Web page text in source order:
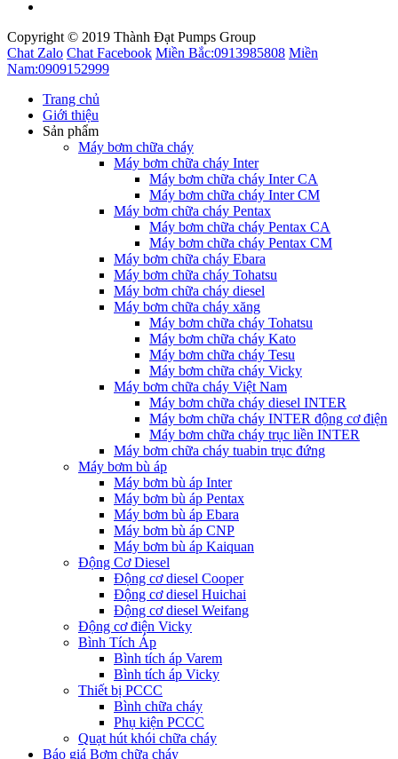
Copyright © 2019 Thành Đạt Pumps Group
Chat Zalo Chat Facebook Miền Bắc:0913985808 Miền
Nam:0909152999
Trang chủ
Giới thiệu
Sản phẩm
Máy bơm chữa cháy
Máy bơm chữa cháy Inter
Máy bơm chữa cháy Inter CA
Máy bơm chữa cháy Inter CM
Máy bơm chữa cháy Pentax
Máy bơm chữa cháy Pentax CA
Máy bơm chữa cháy Pentax CM
Máy bơm chữa cháy Ebara
Máy bơm chữa cháy Tohatsu
Máy bơm chữa cháy diesel
Máy bơm chữa cháy xăng
Máy bơm chữa cháy Tohatsu
Máy bơm chữa cháy Kato
Máy bơm chữa cháy Tesu
Máy bơm chữa cháy Vicky
Máy bơm chữa cháy Việt Nam
Máy bơm chữa cháy diesel INTER
Máy bơm chữa cháy INTER động cơ điện
Máy bơm chữa cháy trục liền INTER
Máy bơm chữa cháy tuabin trục đứng
Máy bơm bù áp
Máy bơm bù áp Inter
Máy bơm bù áp Pentax
Máy bơm bù áp Ebara
Máy bơm bù áp CNP
Máy bơm bù áp Kaiquan
Động Cơ Diesel
Động cơ diesel Cooper
Động cơ diesel Huichai
Động cơ diesel Weifang
Động cơ điện Vicky
Bình Tích Áp
Bình tích áp Varem
Bình tích áp Vicky
Thiết bị PCCC
Bình chữa cháy
Phụ kiện PCCC
Quạt hút khói chữa cháy
Báo giá Bơm chữa cháy